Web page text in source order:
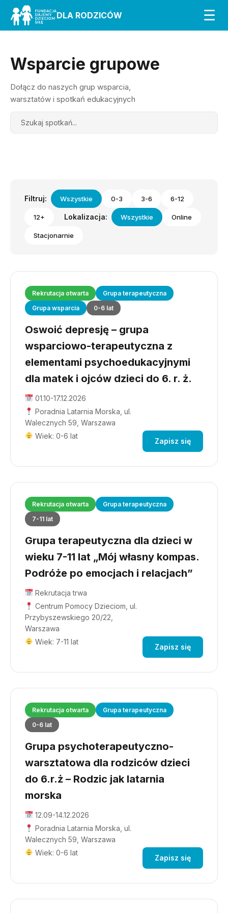
DLA RODZICÓW ☰
Wsparcie grupowe
Dołącz do naszych grup wsparcia,
warsztatów i spotkań edukacyjnych
Search
Filtruj: Wszystkie 0-3 3-6 6-12
12+ Lokalizacja: Wszystkie Online
Stacjonarnie
Rekrutacja otwarta
Grupa terapeutyczna
Grupa wsparcia
0-6 lat
Oswoić depresję – grupa
wsparciowo-terapeutyczna z
elementami psychoedukacyjnymi
dla matek i ojców dzieci do 6. r. ż.
01.10-17.12.2026
Poradnia Latarnia Morska, ul.
Walecznych 59, Warszawa
Wiek: 0-6 lat
Zapisz się
Rekrutacja otwarta
Grupa terapeutyczna
7-11 lat
Grupa terapeutyczna dla dzieci w
wieku 7-11 lat „Mój własny kompas.
Podróże po emocjach i relacjach”
Rekrutacja trwa
Centrum Pomocy Dzieciom, ul.
Przybyszewskiego 20/22,
Warszawa
Wiek: 7-11 lat
Zapisz się
Rekrutacja otwarta
Grupa terapeutyczna
0-6 lat
Grupa psychoterapeutyczno-
warsztatowa dla rodziców dzieci
do 6.r.ż – Rodzic jak latarnia
morska
12.09-14.12.2026
Poradnia Latarnia Morska, ul.
Walecznych 59, Warszawa
Wiek: 0-6 lat
Zapisz się